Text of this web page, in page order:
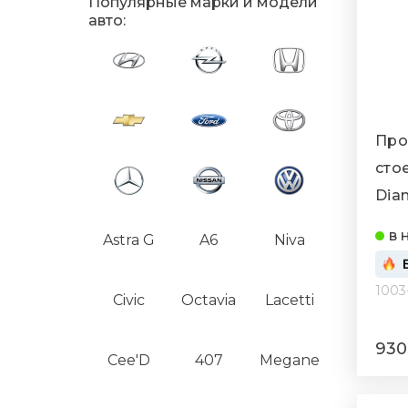
авто:
Astra G A6 Niva
Civic Octavia Lacetti
Cee'D 407 Megane
в